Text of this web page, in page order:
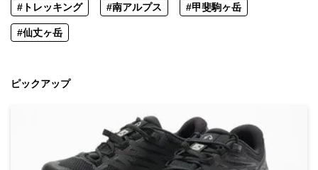
#トレッキング #南アルプス #甲斐駒ヶ岳
#仙丈ヶ岳
ピックアップ